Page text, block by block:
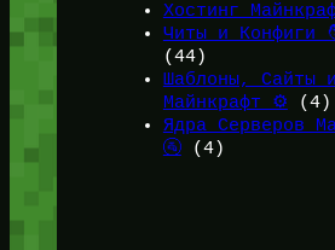
Хостинг
Читы и Конфиги
(44)
Шаблоны, Сайты
Майнкрафт ⚙️ (4)
Ядра Серверов
🚰(4)